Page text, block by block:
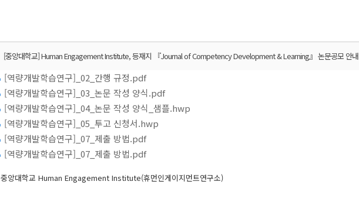
[중앙대학교] Human Engagement Institute, 등재지 『Journal of Competency Development & Learning』 논문공모 안내
[역량개발학습연구]_02_간행 규정.pdf
[역량개발학습연구]_03_논문 작성 양식.pdf
[역량개발학습연구]_04_논문 작성 양식_샘플.hwp
[역량개발학습연구]_05_투고 신청서.hwp
[역량개발학습연구]_07_제출 방법.pdf
[역량개발학습연구]_07_제출 방법.pdf
중앙대학교 Human Engagement Institute(휴먼인게이지먼트연구소)